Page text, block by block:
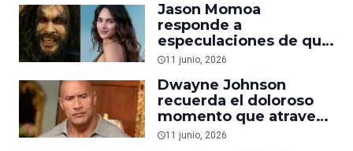
Jason Momoa
responde a
especulaciones de que
Adria Arjona será
DCU
11 junio, 2026
Dwayne Johnson
recuerda el doloroso
momento que atravesó
mientras grababa
11 junio, 2026